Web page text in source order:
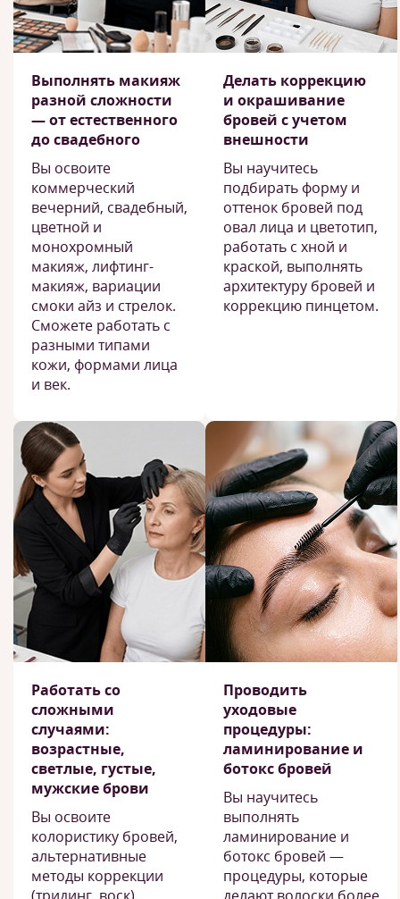
Выполнять макияж
разной сложности
— от естественного
до свадебного
Вы освоите
коммерческий
вечерний, свадебный,
цветной и
монохромный
макияж, лифтинг-
макияж, вариации
смоки айз и стрелок.
Сможете работать с
разными типами
кожи, формами лица
и век.
Делать коррекцию
и окрашивание
бровей с учетом
внешности
Вы научитесь
подбирать форму и
оттенок бровей под
овал лица и цветотип,
работать с хной и
краской, выполнять
архитектуру бровей и
коррекцию пинцетом.
Работать со
сложными
случаями:
возрастные,
светлые, густые,
мужские брови
Вы освоите
колористику бровей,
альтернативные
методы коррекции
Проводить
уходовые
процедуры:
ламинирование и
ботокс бровей
Вы научитесь
выполнять
ламинирование и
ботокс бровей —
процедуры, которые